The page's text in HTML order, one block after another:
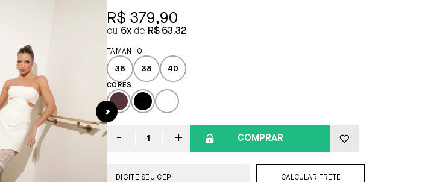
R$ 379,90
6x R$ 63,32
36 38 40
COMPRAR
CALCULAR FRETE